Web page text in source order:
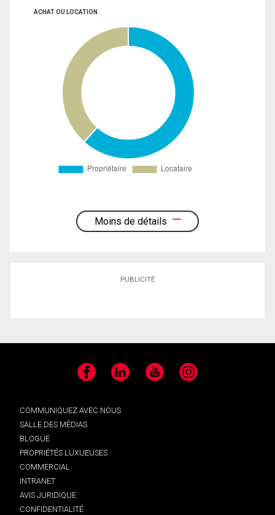
ACHAT OU LOCATION
Moins de détails
PUBLICITÉ
Facebook LinkedIn YouTube Instagram
COMMUNIQUEZ AVEC NOUS
SALLE DES MÉDIAS
BLOGUE
PROPRIÉTÉS LUXUEUSES
COMMERCIAL
INTRANET
AVIS JURIDIQUE
CONFIDENTIALITÉ